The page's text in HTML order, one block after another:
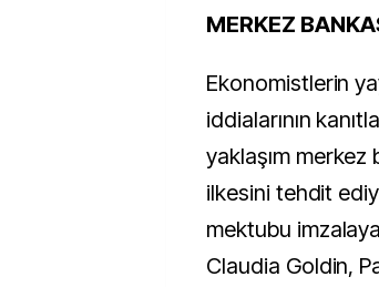
MERKEZ
Ekonomistlerin
iddialarının
yaklaşım merkez
ilkesini tehdit
mektubu
Claudia Goldin,